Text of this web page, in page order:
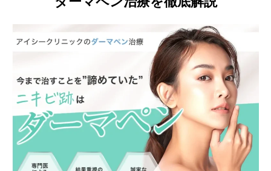
한국어